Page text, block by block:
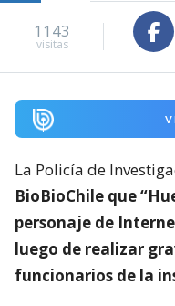
1143
visitas
La Policía de
BioBioChile que
personaje de
luego de realizar
funcionarios de la